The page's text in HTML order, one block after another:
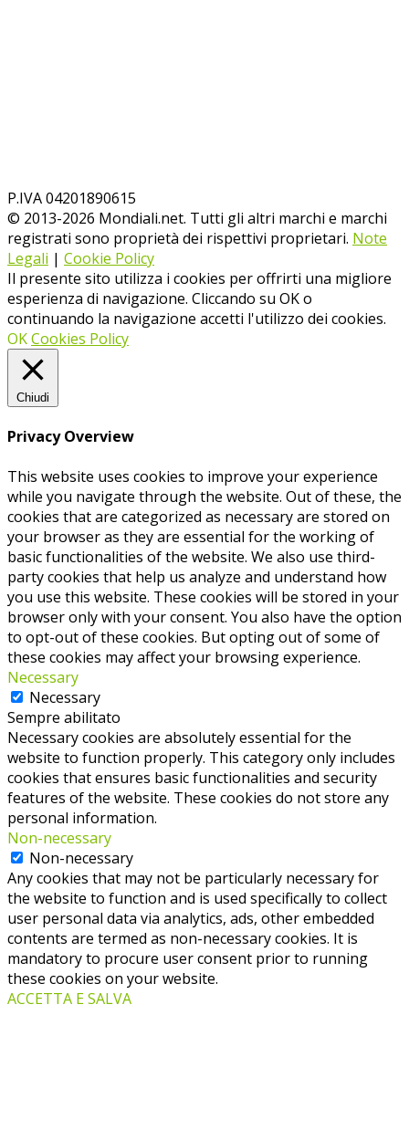
P.IVA 04201890615
© 2013-2026 Mondiali.net. Tutti gli altri marchi e marchi
registrati sono proprietà dei rispettivi proprietari. Note
Legali | Cookie Policy
Il presente sito utilizza i cookies per offrirti una migliore
esperienza di navigazione. Cliccando su OK o
continuando la navigazione accetti l'utilizzo dei cookies.
OKCookies Policy
Chiudi
Privacy Overview
This website uses cookies to improve your experience
while you navigate through the website. Out of these, the
cookies that are categorized as necessary are stored on
your browser as they are essential for the working of
basic functionalities of the website. We also use third-
party cookies that help us analyze and understand how
you use this website. These cookies will be stored in your
browser only with your consent. You also have the option
to opt-out of these cookies. But opting out of some of
these cookies may affect your browsing experience.
Necessary
Necessary
Sempre abilitato
Necessary cookies are absolutely essential for the
website to function properly. This category only includes
cookies that ensures basic functionalities and security
features of the website. These cookies do not store any
personal information.
Non-necessary
Non-necessary
Any cookies that may not be particularly necessary for
the website to function and is used specifically to collect
user personal data via analytics, ads, other embedded
contents are termed as non-necessary cookies. It is
mandatory to procure user consent prior to running
these cookies on your website.
ACCETTA E SALVA